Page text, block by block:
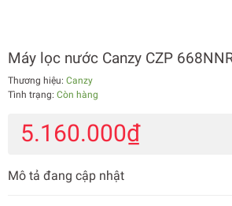
Máy lọc nước Canzy CZP
Thương hiệu: Canzy
Tình trạng: Còn hàng
5.160.000₫
Mô tả đang cập nhật